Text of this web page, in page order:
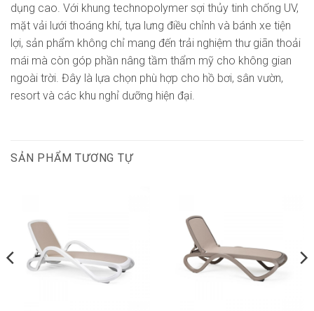
dụng cao. Với khung technopolymer sợi thủy tinh chống UV,
mặt vải lưới thoáng khí, tựa lưng điều chỉnh và bánh xe tiện
lợi, sản phẩm không chỉ mang đến trải nghiệm thư giãn thoải
mái mà còn góp phần nâng tầm thẩm mỹ cho không gian
ngoài trời. Đây là lựa chọn phù hợp cho hồ bơi, sân vườn,
resort và các khu nghỉ dưỡng hiện đại.
SẢN PHẨM TƯƠNG TỰ